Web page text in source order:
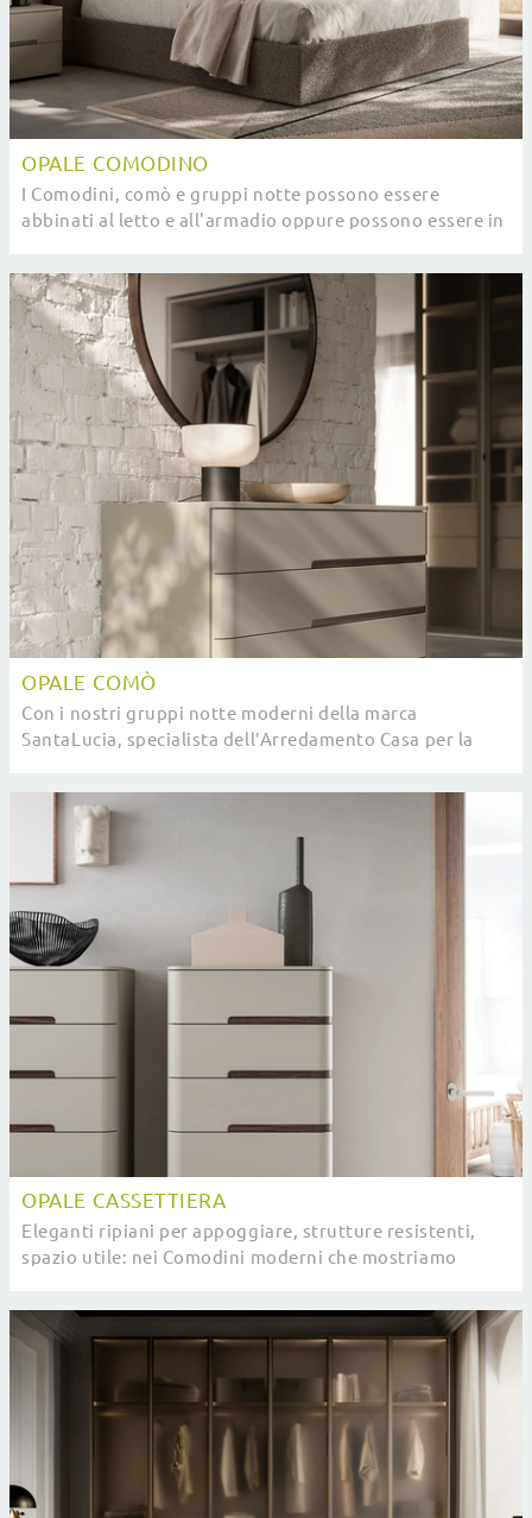
OPALE COMODINO
I Comodini, comò e gruppi notte possono essere
abbinati al letto e all'armadio oppure possono essere in
OPALE COMÒ
Con i nostri gruppi notte moderni della marca
SantaLucia, specialista dell’Arredamento Casa per la
OPALE CASSETTIERA
Eleganti ripiani per appoggiare, strutture resistenti,
spazio utile: nei Comodini moderni che mostriamo